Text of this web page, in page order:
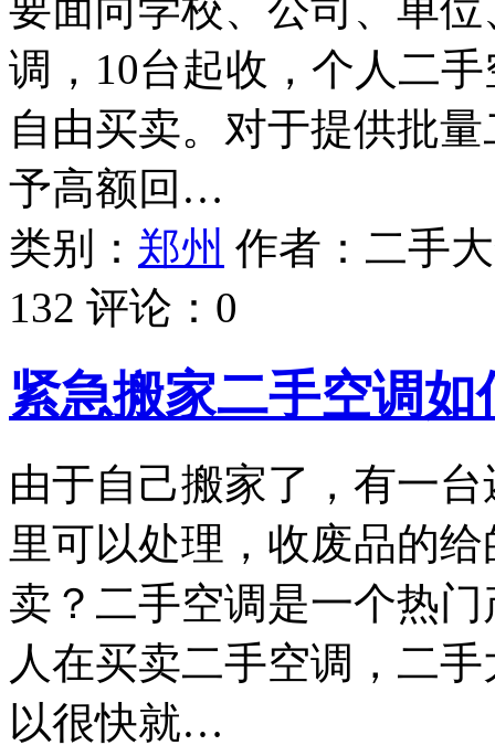
调，10台起收，个人二
自由买卖。对于提供批
予高额回…
类别： 郑州 作者： 二手
132 评论： 0
紧急搬家二手空调如
由于自己搬家了，有一
里可以处理，收废品的
卖？二手空调是一个热
人在买卖二手空调，二
以很快就…